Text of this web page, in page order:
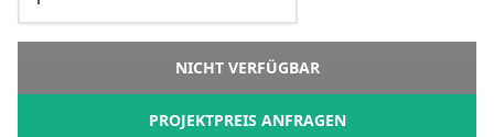
NICHT VERFÜGBAR
PROJEKTPREIS ANFRAGEN